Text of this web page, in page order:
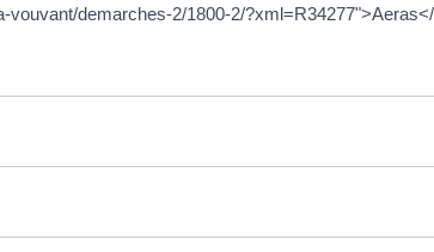
vouvant/demarches-2/1800-2/